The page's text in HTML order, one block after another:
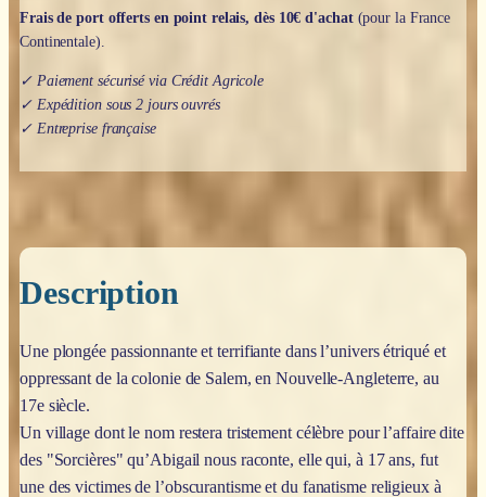
Frais de port offerts en point relais, dès 10€ d'achat(pour la France
Continentale).
✓ Paiement sécurisé via Crédit Agricole
✓ Expédition sous 2 jours ouvrés
✓ Entreprise française
Description
Une plongée passionnante et terrifiante dans l’univers étriqué et
oppressant de la colonie de Salem, en Nouvelle-Angleterre, au
17e siècle.
Un village dont le nom restera tristement célèbre pour l’affaire dite
des "Sorcières" qu’Abigail nous raconte, elle qui, à 17 ans, fut
une des victimes de l’obscurantisme et du fanatisme religieux à